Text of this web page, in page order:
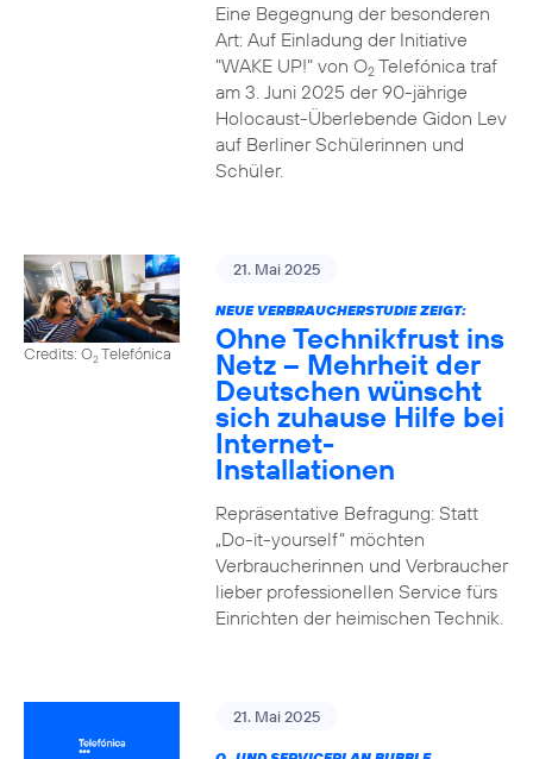
Eine Begegnung der besonderen
Art: Auf Einladung der Initiative
"WAKE UP!" von O2Telefónica traf
am 3. Juni 2025 der 90-jährige
Holocaust-Überlebende Gidon Lev
auf Berliner Schülerinnen und
Schüler.
Credits: O2Telefónica
21. Mai 2025
NEUE VERBRAUCHERSTUDIE ZEIGT:
Ohne Technikfrust ins
Netz – Mehrheit der
Deutschen wünscht
sich zuhause Hilfe bei
Internet-
Installationen
Repräsentative Befragung: Statt
„Do-it-yourself“ möchten
Verbraucherinnen und Verbraucher
lieber professionellen Service fürs
Einrichten der heimischen Technik.
21. Mai 2025